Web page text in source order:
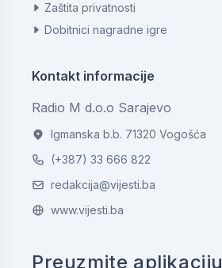
Zaštita privatnosti
Dobitnici nagradne igre
Kontakt informacije
Radio M d.o.o Sarajevo
Igmanska b.b. 71320 Vogošća
(+387) 33 666 822
redakcija@vijesti.ba
www.vijesti.ba
Preuzmite aplikaciju